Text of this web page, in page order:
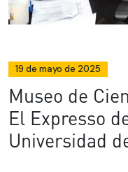
19 de mayo de 2025
Museo de
El Expresso
Universidad